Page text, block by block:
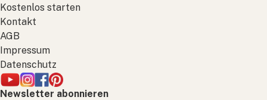
Kostenlos starten
Kontakt
AGB
Impressum
Datenschutz
Newsletter abonnieren